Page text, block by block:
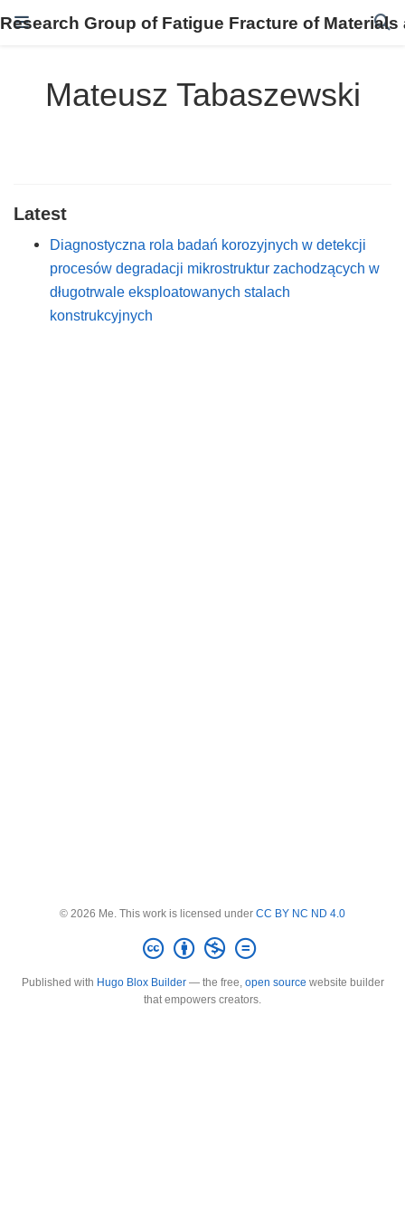
Research Group of Fatigue Fracture of
Mateusz Tabaszewski
Latest
Diagnostyczna rola badań korozyjnych w detekcji
procesów degradacji mikrostruktur zachodzących w
długotrwale eksploatowanych stalach
konstrukcyjnych
© 2026 Me. This work is licensed under CC BY NC ND 4.0
Published with Hugo Blox Builder— the free, open source website builder
that empowers creators.